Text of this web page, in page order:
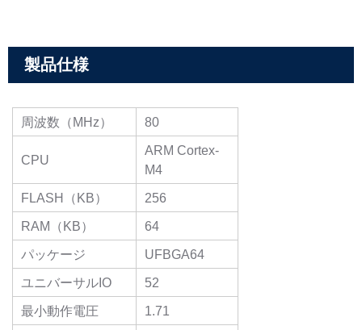
製品仕様
周波数（MHz） 80
CPU
ARM Cortex-
M4
FLASH（KB）
256
RAM（KB）
64
パッケージ
UFBGA64
ユニバーサルIO
52
最小動作電圧
1.71